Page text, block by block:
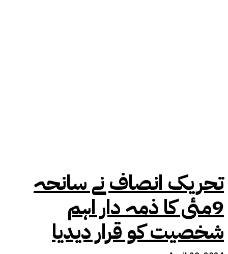
تحریک انصاف نے سانحہ
9مئی کا ذمہ دار اہم
شخصیت کو قرار دیدیا